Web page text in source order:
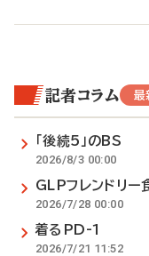
記者コラム 最
「後続5」のBS
2026/8/3 00:00
GLPフレンドリー
2026/7/28 00:00
着るPD-1
2026/7/21 11:52